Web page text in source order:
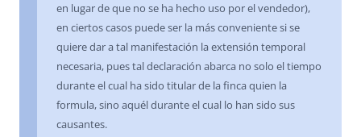
en lugar de que no se ha hecho uso por el vendedor),
en ciertos casos puede ser la más conveniente si se
quiere dar a tal manifestación la extensión temporal
necesaria, pues tal declaración abarca no solo el tiempo
durante el cual ha sido titular de la finca quien la
formula, sino aquél durante el cual lo han sido sus
causantes.